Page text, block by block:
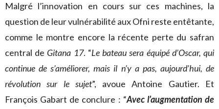
Malgré l’innovation en cours sur ces machines, la
question de leur vulnérabilité aux Ofni reste entêtante,
comme le montre encore la récente perte du safran
central de Gitana 17. “Le bateau sera équipé d’Oscar, qui
continue de s’améliorer, mais il n’y a pas, aujourd’hui, de
révolution sur le sujet”, avoue Antoine Gautier. Et
François Gabart de conclure : “Avec l’augmentation de